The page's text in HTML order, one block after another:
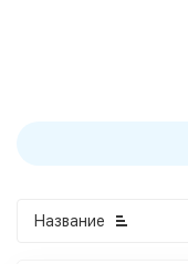
Название